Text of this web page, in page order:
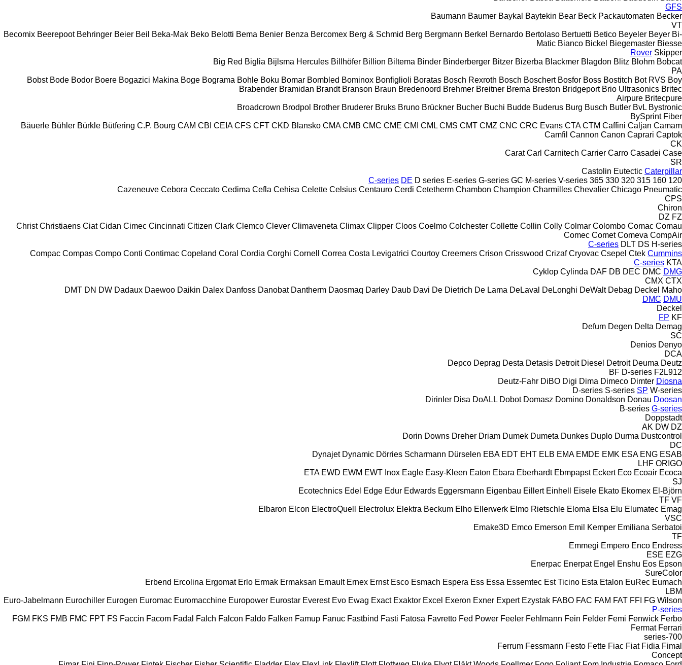
GFS
Baumann Baumer Baykal Baytekin Bear Beck Packautomaten Becker
VT
Becomix Beerepoot Behringer Beier Beil Beka-Mak Beko Belotti Bema Benier Benza Bercomex Berg & Schmid Berg Bergmann Berkel Bernardo Bertolaso Bertuetti Betico Beyeler Beyer Bi-
Matic Bianco Bickel Biegemaster Biesse
Rover Skipper
Big Red Biglia Bijlsma Hercules Billhöfer Billion Biltema Binder Binderberger Bitzer Bizerba Blackmer Blagdon Blitz Blohm Bobcat
PA
Bobst Bode Bodor Boere Bogazici Makina Boge Bograma Bohle Boku Bomar Bombled Bominox Bonfiglioli Boratas Bosch Rexroth Bosch Boschert Bosfor Boss Bostitch Bot RVS Boy
Brabender Bramidan Brandt Branson Braun Bredenoord Brehmer Breitner Brema Breston Bridgeport Brio Ultrasonics Britec
Airpure Britecpure
Broadcrown Brodpol Brother Bruderer Bruks Bruno Brückner Bucher Buchi Budde Buderus Burg Busch Butler BvL Bystronic
BySprint Fiber
Bäuerle Bühler Bürkle Bütfering C.P. Bourg CAM CBI CEIA CFS CFT CKD Blansko CMA CMB CMC CME CMI CML CMS CMT CMZ CNC CRC Evans CTA CTM Caffini Caljan Camam
Camfil Cannon Canon Caprari Captok
CK
Carat Carl Carnitech Carrier Carro Casadei Case
SR
Castolin Eutectic Caterpillar
120
160
315
320
330
365
C-series DE D series E-series G-series GC M-series V-series
Cazeneuve Cebora Ceccato Cedima Cefla Cehisa Celette Celsius Centauro Cerdi Cetetherm Chambon Champion Charmilles Chevalier Chicago Pneumatic
CPS
Chiron
DZ FZ
Christ Christiaens Ciat Cidan Cimec Cincinnati Citizen Clark Clemco Clever Climaveneta Climax Clipper Cloos Coelmo Colchester Collette Collin Colly Colmar Colombo Comac Comau
Comec Comet Comeva CompAir
C-series DLT DS H-series
Compac Compas Compo Conti Contimac Copeland Coral Cordia Corghi Cornell Correa Costa Levigatrici Courtoy Creemers Crison Crisswood Crizaf Cryovac Csepel Ctek Cummins
C-series KTA
Cyklop Cylinda DAF DB DEC DMC DMG
CMX CTX
DMT DN DW Dadaux Daewoo Daikin Dalex Danfoss Danobat Dantherm Daosmaq Darley Daub Davi De Dietrich De Lama DeLaval DeLonghi DeWalt Debag Deckel Maho
DMC DMU
Deckel
FP KF
Defum Degen Delta Demag
SC
Denios Denyo
DCA
Depco Deprag Desta Detasis Detroit Diesel Detroit Deuma Deutz
BF D-series F2L912
Deutz-Fahr DiBO Digi Dima Dimeco Dimter Diosna
D-series S-series SP W-series
Dirinler Disa DoALL Dobot Domasz Domino Donaldson Donau Doosan
B-series G-series
Doppstadt
AK DW DZ
Dorin Downs Dreher Driam Dumek Dumeta Dunkes Duplo Durma Dustcontrol
DC
Dynajet Dynamic Dörries Scharmann Dürselen EBA EDT EHT ELB EMA EMDE EMK ESA ENG ESAB
LHF ORIGO
ETA EWD EWM EWT Inox Eagle Easy-Kleen Eaton Ebara Eberhardt Ebmpapst Eckert Eco Ecoair Ecoca
SJ
Ecotechnics Edel Edge Edur Edwards Eggersmann Eigenbau Eillert Einhell Eisele Ekato Ekomex El-Björn
TF VF
Elbaron Elcon ElectroQuell Electrolux Elektra Beckum Elho Ellerwerk Elmo Rietschle Eloma Elsa Elu Elumatec Emag
VSC
Emake3D Emco Emerson Emil Kemper Emiliana Serbatoi
TF
Emmegi Empero Enco Endress
ESE EZG
Enerpac Enerpat Engel Enshu Eos Epson
SureColor
Erbend Ercolina Ergomat Erlo Ermak Ermaksan Ernault Ernex Ernst Esco Esmach Espera Ess Essa Essemtec Est Ticino Esta Etalon EuRec Eumach
LBM
Euro-Jabelmann Eurochiller Eurogen Euromac Euromacchine Europower Eurostar Everest Evo Ewag Exact Exaktor Excel Exeron Exner Expert Ezystak FABO FAC FAM FAT FFI FG Wilson
P-series
FGM FKS FMB FMC FPT FS Faccin Facom Fadal Falch Falcon Faldo Falken Famup Fanuc Fastbind Fasti Fatosa Favretto Fed Power Feeler Fehlmann Fein Felder Femi Fenwick Ferbo
Fermat Ferrari
700-series
Ferrum Fessmann Festo Fette Fiac Fiat Fidia Fimal
Concept